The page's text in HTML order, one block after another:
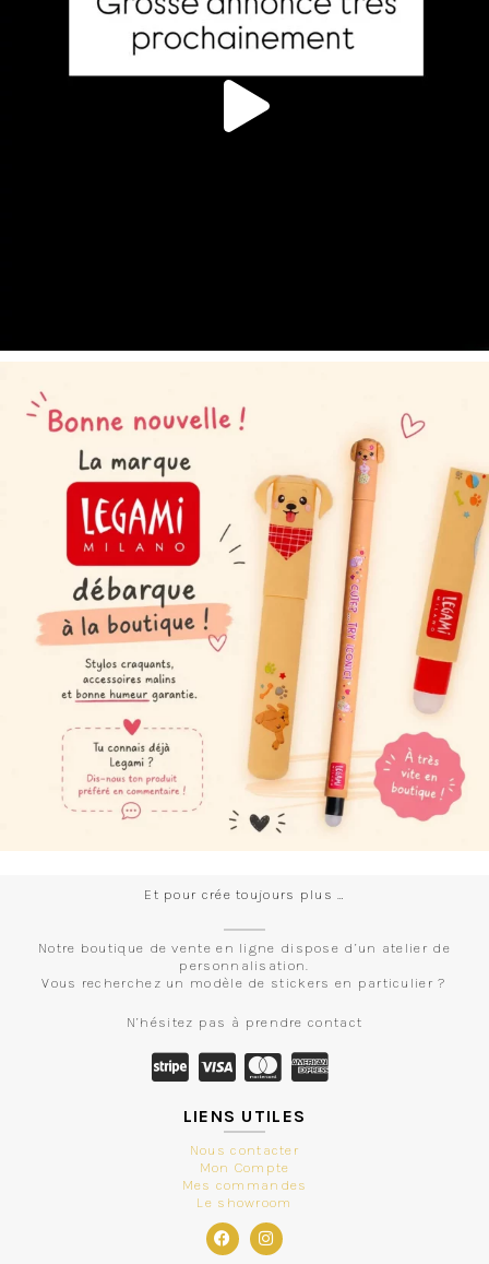
Et pour crée toujours plus …
Notre boutique de vente en ligne dispose d’un atelier de
personnalisation.
Vous recherchez un modèle de stickers en particulier ?
N’hésitez pas à prendre contact
LIENS UTILES
Nous contacter
Mon Compte
Mes commandes
Le showroom